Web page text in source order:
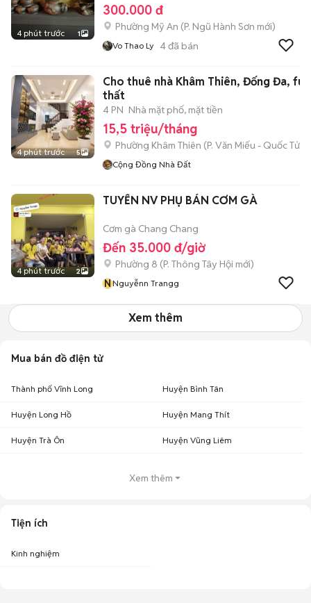
4 phút trước 1
300.000 đ
Phường Mỹ An (P. Ngũ Hành Sơn mới)
Vo Thao Ly 4đã bán
4 phút trước 5
Cho thuê nhà Khâm Thiên, Đống Đa,
thất
4 PN Nhà mặt phố, mặt tiền
15,5 triệu/tháng
Phường Khâm Thiên (P. Văn Miếu - Quốc Tử
Cộng Đồng Nhà Đất
4 phút trước 2
TUYỂN NV PHỤ BÁN CƠM GÀ
Cơm gà Chang Chang
Đến 35.000 đ/giờ
Phường 8 (P. Thông Tây Hội mới)
NNguyễnn Trangg
Xem thêm
Mua bán đồ điện tử
Thành phố Vĩnh Long Huyện Bình Tân
Huyện Long Hồ Huyện Mang Thít
Huyện Trà Ôn Huyện Vũng Liêm
Xem thêm
Tiện ích
Kinh nghiệm